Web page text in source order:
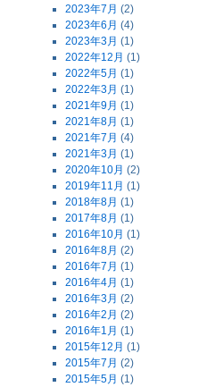
2023年7月 (2)
2023年6月 (4)
2023年3月 (1)
2022年12月 (1)
2022年5月 (1)
2022年3月 (1)
2021年9月 (1)
2021年8月 (1)
2021年7月 (4)
2021年3月 (1)
2020年10月 (2)
2019年11月 (1)
2018年8月 (1)
2017年8月 (1)
2016年10月 (1)
2016年8月 (2)
2016年7月 (1)
2016年4月 (1)
2016年3月 (2)
2016年2月 (2)
2016年1月 (1)
2015年12月 (1)
2015年7月 (2)
2015年5月 (1)